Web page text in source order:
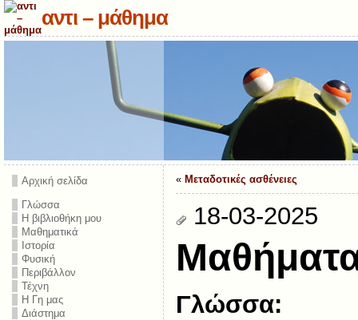
αντι – μάθημα
Αρχική σελίδα
Γλώσσα
Η βιβλιοθήκη μου
Μαθηματικά
Ιστορία
Φυσική
Περιβάλλον
Τέχνη
Η Γη μας
Διάστημα
« Μεταδοτικές ασθένειες
18-03-2025
Γλώσσα: